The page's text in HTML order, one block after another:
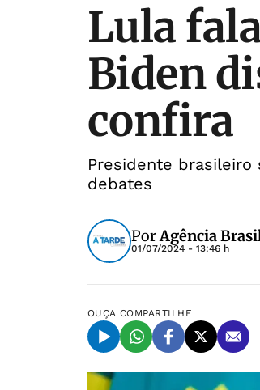
Lula
Biden
confira
Presidente brasileiro
debates
PorAgência
01/07/2024 - 13:46 h
OUÇA COMPARTILHE